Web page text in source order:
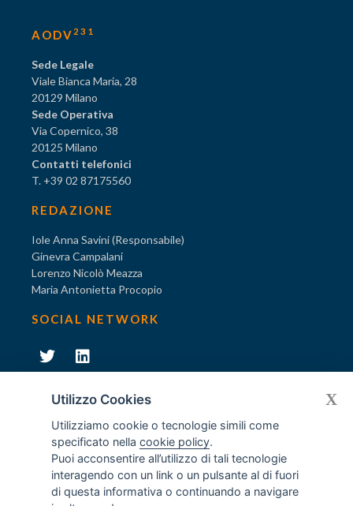
AODV 231
Sede Legale
Viale Bianca Maria, 28
20129 Milano
Sede Operativa
Via Copernico, 38
20125 Milano
Contatti telefonici
T. +39 02 87175560
REDAZIONE
Iole Anna Savini (Responsabile)
Ginevra Campalani
Lorenzo Nicolò Meazza
Maria Antonietta Procopio
SOCIAL NETWORK
Diventa socio di AODV
© Tutti i diritti riservati AODV231- ® Marchio registrato
Associazione dei Componenti degli Organismi di Vigilanza
Utilizzo Cookies
Utilizziamo cookie o tecnologie simili come
specificato nellacookie policy.
Puoi acconsentire all’utilizzo di tali tecnologie
interagendo con un link o un pulsante al di fuori
di questa informativa o continuando a navigare
X